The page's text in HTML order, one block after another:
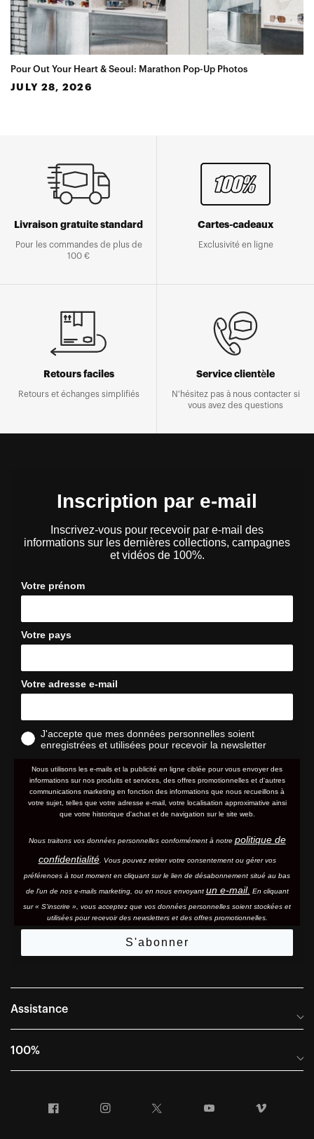
Pour Out Your Heart & Seoul: Marathon Pop-Up Photos
JULY 28, 2026
Livraison gratuite standard
Pour les commandes de plus de
100 €
Cartes-cadeaux
Exclusivité en ligne
Retours faciles
Retours et échanges simplifiés
Service clientèle
N'hésitez pas à nous contacter si
vous avez des questions
Inscription par e-mail
Inscrivez-vous pour recevoir par e-mail des
informations sur les dernières collections, campagnes
et vidéos de 100%.
Votre prénom
Votre pays
Votre adresse e-mail
J'accepte que mes données personnelles soient
enregistrées et utilisées pour recevoir la newsletter
Nous utilisons les e-mails et la publicité en ligne ciblée pour vous envoyer des
informations sur nos produits et services, des offres promotionnelles et d'autres
communications marketing en fonction des informations que nous recueillons à
votre sujet, telles que votre adresse e-mail, votre localisation approximative ainsi
que votre historique d'achat et de navigation sur le site web.
Nous traitons vos données personnelles conformément à notre politique de
confidentialité. Vous pouvez retirer votre consentement ou gérer vos
préférences à tout moment en cliquant sur le lien de désabonnement situé au bas
de l'un de nos e-mails marketing, ou en nous envoyant un e-mail. En cliquant
sur « S'inscrire », vous acceptez que vos données personnelles soient stockées et
utilisées pour recevoir des newsletters et des offres promotionnelles.
S'abonner
Assistance
Foire aux questions
Conditions générales de vente
100%
Informations sur l'entreprise
Facebook Instagram YouTube